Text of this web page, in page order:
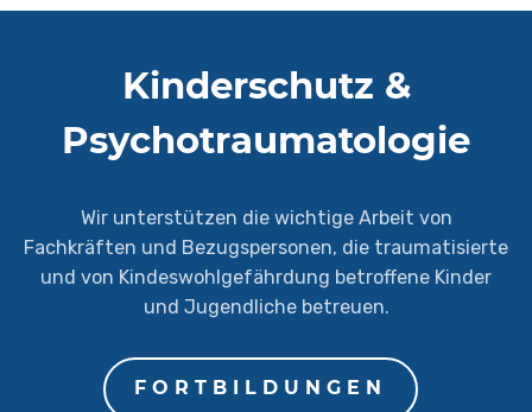
Kinderschutz &
Psychotraumatologie
Wir unterstützen die wichtige Arbeit von
Fachkräften und Bezugspersonen, die traumatisierte
und von Kindeswohlgefährdung betroffene Kinder
und Jugendliche betreuen.
FORTBILDUNGEN